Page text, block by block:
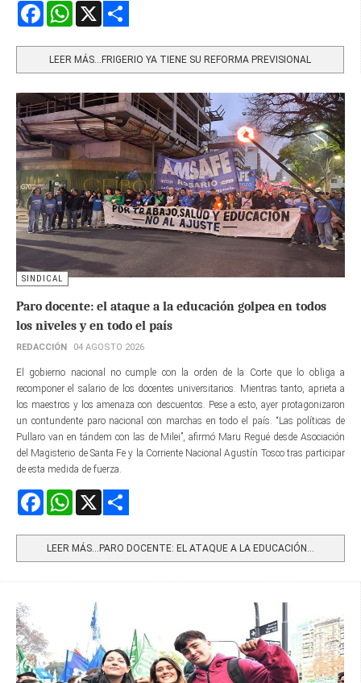
FacebookWhatsApp
LEER MÁS…FRIGERIO YA TIENE SU REFORMA PREVISIONAL
SINDICAL
Paro docente: el ataque a la educación golpea en todos
los niveles y en todo el país
REDACCIÓN 04 AGOSTO 2026
El gobierno nacional no cumple con la orden de la Corte que lo obliga a
recomponer el salario de los docentes universitarios. Mientras tanto, aprieta a
los maestros y los amenaza con descuentos. Pese a esto, ayer protagonizaron
un contundente paro nacional con marchas en todo el país. “Las políticas de
Pullaro van en tándem con las de Milei”, afirmó Maru Regué desde Asociación
del Magisterio de Santa Fe y la Corriente Nacional Agustín Tosco tras participar
de esta medida de fuerza.
FacebookWhatsApp
LEER MÁS…PARO DOCENTE: EL ATAQUE A LA EDUCACIÓN...